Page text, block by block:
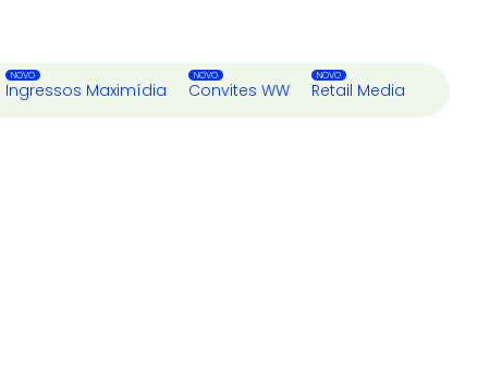
Ingressos Maximídia Convites WW Retail Media